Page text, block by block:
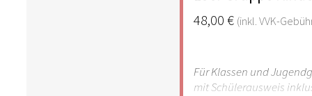
48,00 € (inkl. VVK-
Für Klassen und
mit Schülerausweis